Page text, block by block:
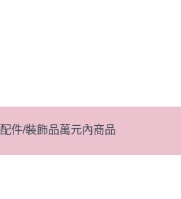
配件/裝飾品萬元內商品